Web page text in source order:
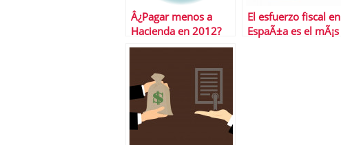
Â¿Pagar menos a
Hacienda en 2012?
ConsÃ­guelo
DeclaraciÃ³n antes de
final de aÃ±o
El esfuerzo fiscal en
EspaÃ±a es el mÃ¡s